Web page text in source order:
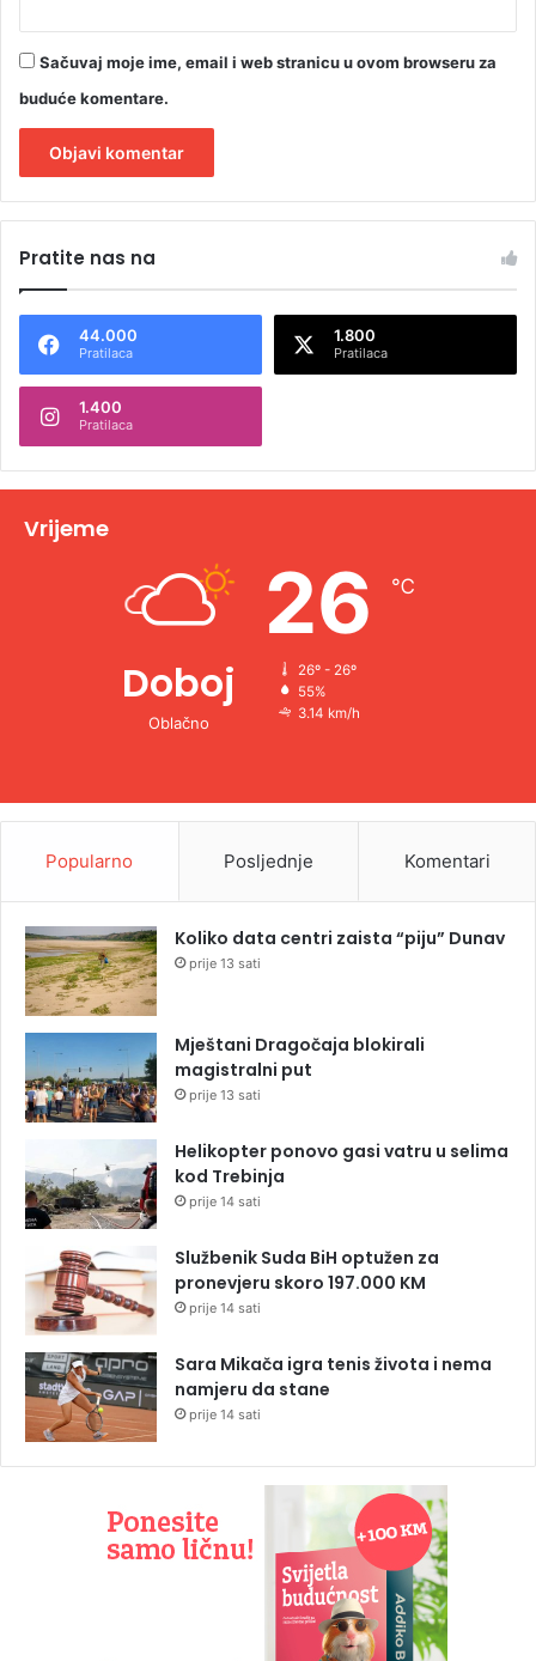
Sačuvaj moje ime, email i web stranicu u ovom browseru za
buduće komentare.
t
n
t
v
Pratite nas na
44.000
Pratilaca
1.800
Pratilaca
1.400
Pratilaca
Vrijeme
Doboj
Oblačno
26 ℃
26º - 26º
55%
3.14 km/h
Popularno Posljednje Komentari
Koliko data centri zaista “piju” Dunav
prije 13 sati
Mještani Dragočaja blokirali
magistralni put
prije 13 sati
Helikopter ponovo gasi vatru u selima
kod Trebinja
prije 14 sati
Službenik Suda BiH optužen za
pronevjeru skoro 197.000 KM
prije 14 sati
Sara Mikača igra tenis života i nema
namjeru da stane
prije 14 sati